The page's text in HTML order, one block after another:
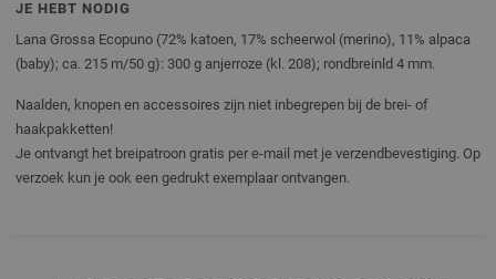
JE HEBT NODIG
Lana Grossa Ecopuno (72% katoen, 17% scheerwol (merino), 11% alpaca
(baby); ca. 215 m/50 g): 300 g anjerroze (kl. 208); rondbreinld 4 mm.
Naalden, knopen en accessoires zijn niet inbegrepen bij de brei- of
haakpakketten!
Je ontvangt het breipatroon gratis per e-mail met je verzendbevestiging. Op
verzoek kun je ook een gedrukt exemplaar ontvangen.